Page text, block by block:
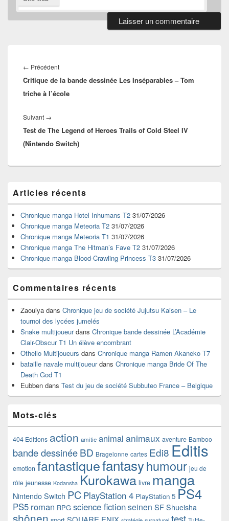
de
l’article
← PrécédentArticle
précédent :
Critique de la bande dessinée Les Inséparables – Tom
triche à l’école
Suivant →
suivant :
Test de The Legend of Heroes Trails of Cold Steel IV
(Nintendo Switch)
principale
de
widget
pour
barre
latérale
Articles récents
Chronique manga Hotel Inhumans T2 31/07/2026
Chronique manga Meteoria T2 31/07/2026
Chronique manga Meteoria T1 31/07/2026
Chronique manga The Hitman’s Fave T2 31/07/2026
Chronique manga Blood-Crawling Princess T3 31/07/2026
Commentaires récents
Zaouiya dans Chronique jeu de société Jujutsu Kaisen – Le
tournoi des lycées jumelés
Snake multijoueurdans Chronique bande dessinée L’Académie
Clair-Obscur T1 Un élève encombrant
Othello Multijoueurs dans Chronique manga Ramen Akaneko T7
bataille navale multijoueurdans Chronique manga Bride Of The
Death God T1
Eubben dans Test du jeu de société Subbuteo France – Belgique
Mots-clés
404 Editions action amitie animal animaux aventure Bamboo
bande dessinéeBD Bragelonne cartes Edi8 Editis
emotion fantastiquefantasyhumour jeu de
rôle jeunesse Kodansha Kurokawa livre manga
Nintendo Switch PC PlayStation 4 PlayStation 5 PS4
PS5 roman RPG science fictionseinen SF Shueisha
shônen test